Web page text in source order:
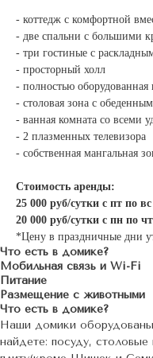
- коттедж с комфортной
- две спальни с большими
- три гостиные с
- просторный холл
- полностью оборудованная
- столовая зона с
- ванная комната со всеми
- 2 плазменных телевизора
- собственная мангальная
Стоимость аренды:
25 000 руб/сутки с пт по вс
20 000 руб/сутки с пн по чт
*Цену в праздничные дни
Что есть в домике?
Мобильная связь и Wi-Fi
Питание
Размещение с животными
Что есть в домике?
Наши домики
найдете: посуду,